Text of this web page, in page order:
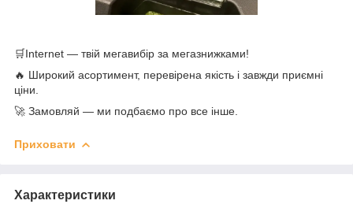
🛒Internet — твій мегавибір за мегазнижками!
🔥 Широкий асортимент, перевірена якість і завжди приємні
ціни.
🚀 Замовляй — ми подбаємо про все інше.
Приховати
Характеристики